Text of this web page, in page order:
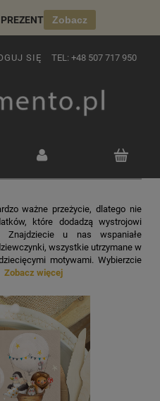
Zobacz
SIĘ TEL: +48 507 717 950
ważne przeżycie, dlatego nie
które dodadzą wystrojowi
Znajdziecie u nas wspaniałe
wszystkie utrzymane w
motywami. Wybierzcie
Zobacz więcej